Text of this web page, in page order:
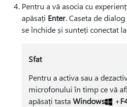
Pentru a vă asocia cu
apăsați Enter. Caseta de dialog
se închide și sunteți conectat
Sfat
Pentru a activa sau a
microfonului în timp ce vă
apăsați tasta Windows +